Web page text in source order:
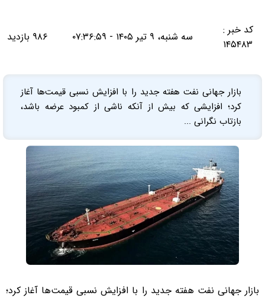
کد خبر :
۱۴۵۴۸۳
سه شنبه، ۹ تیر ۱۴۰۵ - ۰۷:۳۶:۵۹ ۹۸۶ بازدید
بازار جهانی نفت هفته جدید را با افزایش نسبی قیمت‌ها آغاز
کرد؛ افزایشی که بیش از آنکه ناشی از کمبود عرضه باشد،
بازتاب نگرانی ...
بازار جهانی نفت هفته جدید را با افزایش نسبی قیمت‌ها آغاز کرد؛